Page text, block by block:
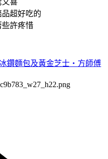
超好吃的
些許疼惜
鑽麵包及黃金芝士‧方師傅